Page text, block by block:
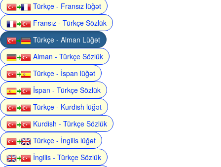
Türkçe - Fransız lüğət
Fransız - Türkçe Sözlük
Türkçe - Alman Lüğət
Alman - Türkçe Sözlük
Türkçe - İspan lüğət
İspan - Türkçe Sözlük
Türkçe - Kurdish lüğət
Kurdish - Türkçe Sözlük
Türkçe - İngilis lüğət
İngilis - Türkçe Sözlük